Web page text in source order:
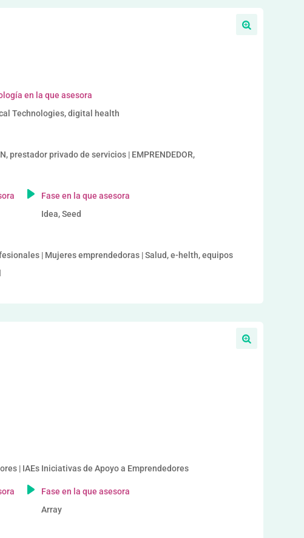
en la que asesora
Technologies, digital health
prestador privado de servicios | EMPRENDEDOR,
Fase en la que asesora
Idea, Seed
| Mujeres emprendedoras | Salud, e-helth, equipos
| IAEs Iniciativas de Apoyo a Emprendedores
Fase en la que asesora
Array